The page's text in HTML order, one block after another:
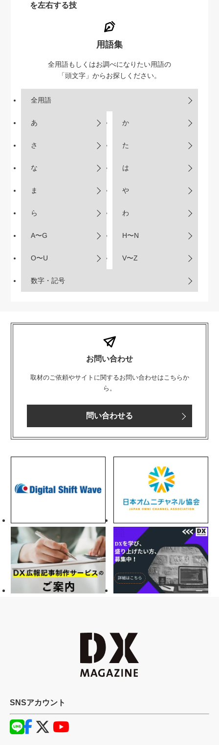
を左右する技
用語集
全用語もしくはお調べになりたい用語の
「頭文字」からお探しください。
全用語
あ か
さ た
な は
ま や
ら わ
A〜G H〜N
O〜U V〜Z
数字・記号
お問い合わせ
取材のご依頼やサイトに関するお問い合わせはこちらか
ら。
問い合わせる
SNSアカウント